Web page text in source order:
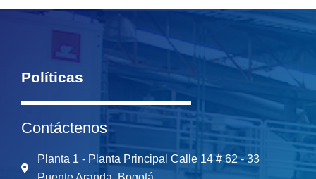
Políticas
Contáctenos
Planta 1 - Planta Principal Calle 14 # 62 - 33